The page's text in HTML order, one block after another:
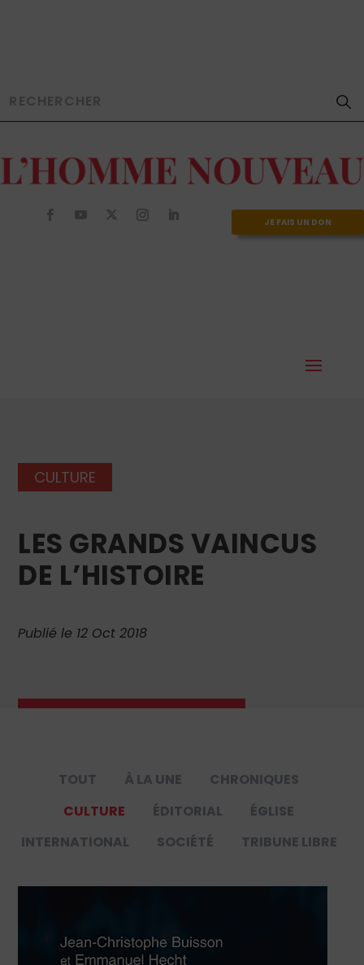
JE FAIS UN DON
CULTURE
LES GRANDS VAINCUS
DE L’HISTOIRE
Publié le 12 Oct 2018
TOUT À LA UNE
CHRONIQUES
CULTURE
ÉDITORIAL
ÉGLISE
INTERNATIONAL
SOCIÉTÉ TRIBUNE LIBRE